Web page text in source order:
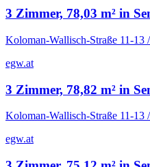
3 Zimmer, 78,03 m² in
Koloman-Wallisch-Straße 11-13
egw.at
3 Zimmer, 78,82 m² in
Koloman-Wallisch-Straße 11-13
egw.at